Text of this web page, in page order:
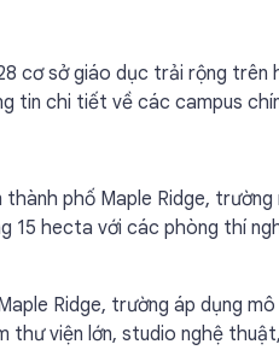
cơ sở giáo dục trải rộng trên
tin chi tiết về các campus
phố Maple Ridge,
15 hecta với các phòng thí
Ridge, trường áp dụng
thư viện lớn, studio nghệ